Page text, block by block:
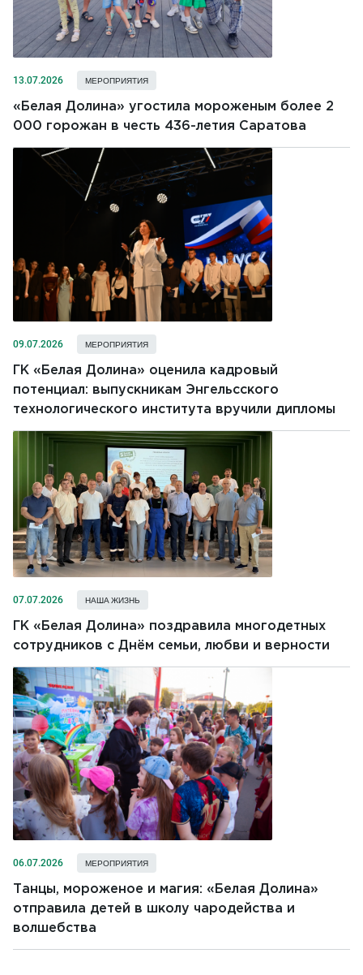
13.07.2026 МЕРОПРИЯТИЯ
«Белая Долина» угостила мороженым более 2
000 горожан в честь 436-летия Саратова
09.07.2026 МЕРОПРИЯТИЯ
ГК «Белая Долина» оценила кадровый
потенциал: выпускникам Энгельсского
технологического института вручили дипломы
07.07.2026 НАША ЖИЗНЬ
ГК «Белая Долина» поздравила многодетных
сотрудников с Днём семьи, любви и верности
06.07.2026 МЕРОПРИЯТИЯ
Танцы, мороженое и магия: «Белая Долина»
отправила детей в школу чародейства и
волшебства